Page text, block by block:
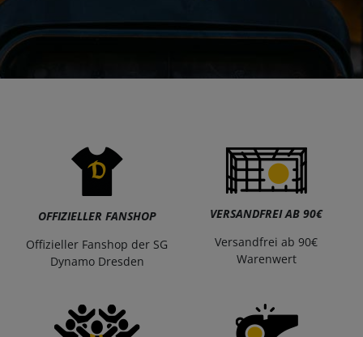
OFFIZIELLER FANSHOP
Offizieller Fanshop der SG
Dynamo Dresden
VERSANDFREI AB 90€
Versandfrei ab 90€
Warenwert